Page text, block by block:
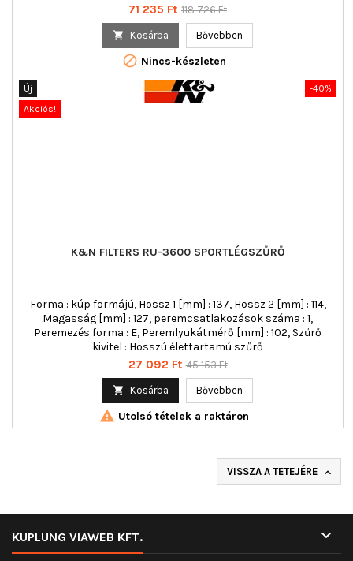
Ár
71 235 Ft Normál
118 726 Ft
 Kosárba Bővebben
 Nincs-készleten
-40%
Új
Akciós!
K&N FILTERS RU-3600 SPORTLÉGSZŰRŐ
Forma : kúp formájú, Hossz 1 [mm] : 137, Hossz 2 [mm] : 114,
Magasság [mm] : 127, peremcsatlakozások száma : 1,
Peremezés forma : E, Peremlyukátmérő [mm] : 102, Szűrő
kivitel : Hosszú élettartamú szűrő
Ár
27 092 Ft Normál
45 153 Ft
 Kosárba Bővebben
 Utolsó tételek a raktáron
VISSZA A TETEJÉRE 
KUPLUNG VIAWEB KFT. 